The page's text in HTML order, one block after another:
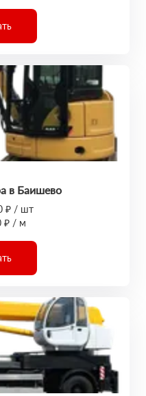
в Баишево
₽ / шт
₽ / м